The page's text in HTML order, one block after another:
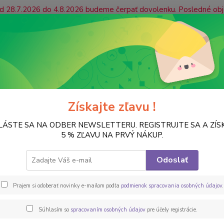
28.7.2026 do 4.8.2026 budeme čerpať dovolenku. Posledné
prosíme, aby ste platby uhradili včas, prípadne zvážili
počas našej dovolenky radi prijmeme a začneme ich
Hľadať
K DOZDOBENIU Dreveny polotovar Hodinové a iné
základ bez strojceka
Získajte zľavu !
SA NA ODBER NEWSLETTERU. REGISTRUJTE SA A
5 % ZĽAVU NA PRVÝ NÁKUP.
Odoslať
Prajem si odoberať novinky e-mailom podľa podmienok spracovania osobných údajov.
Súhlasím so spracovaním osobných údajov pre účely registrácie.